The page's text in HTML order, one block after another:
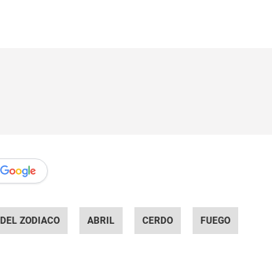
ZODIACO ABRIL CERDO FUEGO